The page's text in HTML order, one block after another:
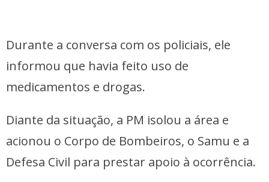
Durante a conversa com os policiais, ele
informou que havia feito uso de
medicamentos e drogas.
Diante da situação, a PM isolou a área e
acionou o Corpo de Bombeiros, o Samu e a
Defesa Civil para prestar apoio à ocorrência.